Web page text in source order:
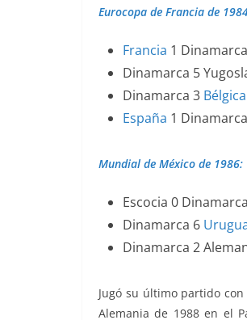
Eurocopa de Francia de
Francia 1
Dinamarca 5
Dinamarca 3 Bélgica
España 1
Mundial de México de 1986:
Escocia 0
Dinamarca 6
Dinamarca 2
Jugó su último partido
Alemania de 1988 en el